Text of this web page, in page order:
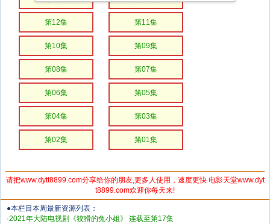
第12集 第11集
第10集 第09集
第08集 第07集
第06集 第05集
第04集 第03集
第02集 第01集
请把www.dytt8899.com分享给你的朋友,更多人使用，速度更快 电影天堂www.dyt
t8899.com欢迎你每天来!
●本栏目本周最新资源列表：
·2021年大陆电视剧《狡猾的兔小姐》 连载至第17集